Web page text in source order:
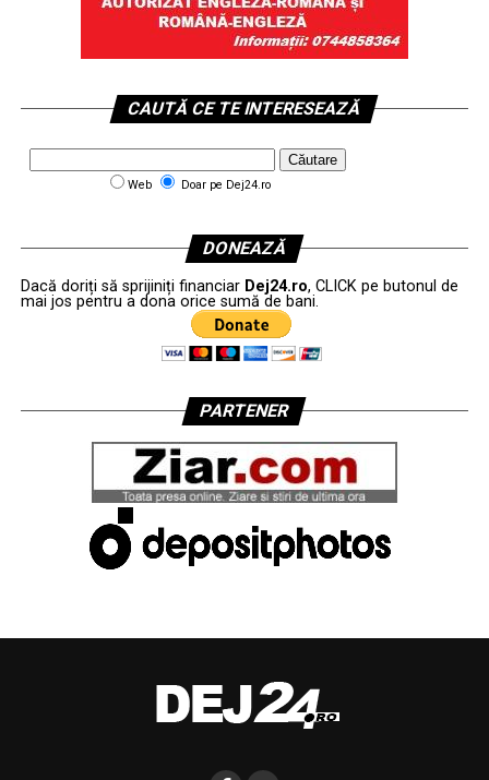
CAUTĂ CE TE INTERESEAZĂ
Web Doar pe Dej24.ro
DONEAZĂ
Dacă doriți să sprijiniți financiar Dej24.ro, CLICK pe butonul de
mai jos pentru a dona orice sumă de bani.
PARTENER